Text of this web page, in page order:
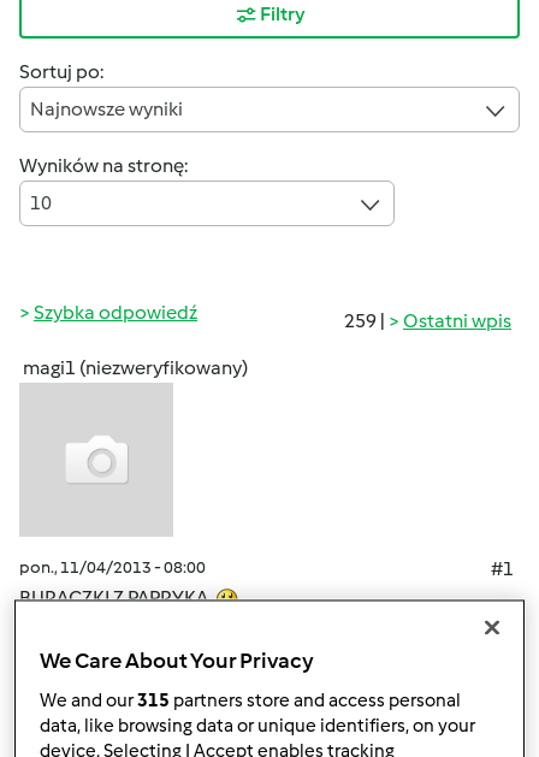
Filtry
Sortuj po:
Najnowsze wyniki
Wyników na stronę:
10
259 | Ostatni wpis
Szybka odpowiedź
magi1 (niezweryfikowany)
pon., 11/04/2013 - 08:00
#1
BURACZKI Z PAPRYKA
6 kg burakow, 1 kg czerwonej papryki, 7 cebul, pol
szklanki octu, szklanka cukru, lyzeczka soli, pol litra wody.
osolonej wodzie, obrac i zetrzec na tarce o grubych
oczkach. Papryke i cebule pokroic w kostke i sparzyc.
We Care About Your Privacy
We and our315 partners store and access personal
data, like browsing data or unique identifiers, on your
device. Selecting I Accept enables tracking